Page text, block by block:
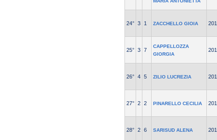
24° 3 1 ZACCHELLO GIOIA
25° 3 7
CAPPELLOZZA
GIORGIA
26° 4 5 ZILIO LUCREZIA
27° 2 2 PINARELLO CECILIA
28° 2 6 SARISUD ALENA